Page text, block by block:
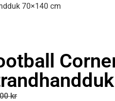
70×140 cm
kr